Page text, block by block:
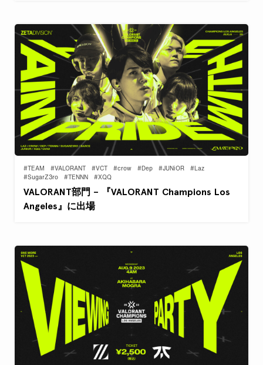
#TEAM #VALORANT #VCT #crow #Dep #JUNiOR
#Laz
#SugarZ3ro
#TENNN #XQQ
VALORANT部門 – 『VALORANT Champions Los
Angeles』に出場